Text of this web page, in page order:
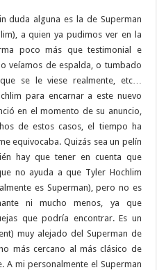
duda alguna es la de Superman
a quien ya pudimos ver en la
poco más que testimonial e
veíamos de espalda, o tumbado
se le viese realmente, etc…
para encarnar a este nuevo
en el momento de su anuncio,
de estos casos, el tiempo ha
equivocaba. Quizás sea un pelín
hay que tener en cuenta que
no ayuda a que Tyler Hochlim
es Superman), pero no es
ni mucho menos, ya que
que podría encontrar. Es un
muy alejado del Superman de
más cercano al más clásico de
A mi personalmente el Superman